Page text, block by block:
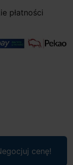
płatności
cenę!